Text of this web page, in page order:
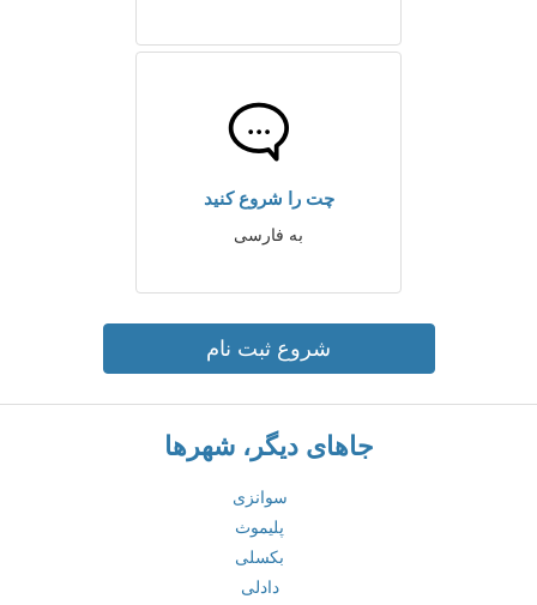
چت را شروع کنید
به فارسی
شروع ثبت نام
جاهای دیگر، شهرها
سوانزی
پلیموث
بکسلی
دادلی